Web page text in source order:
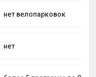
нет велопарковок
нет